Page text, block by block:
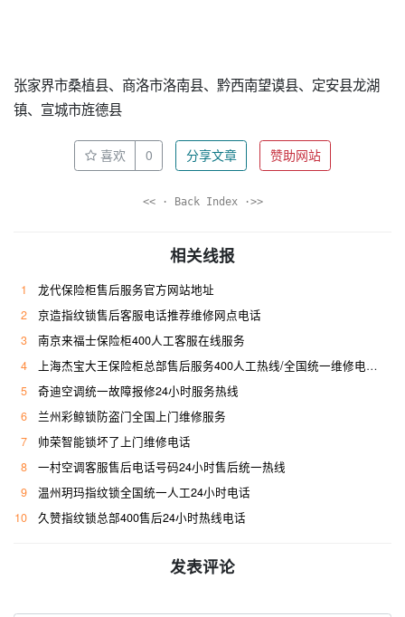
张家界市桑植县、商洛市洛南县、黔西南望谟县、定安县龙湖
镇、宣城市旌德县
喜欢 0 分享文章 赞助网站
<< · Back Index ·>>
相关线报
1
龙代保险柜售后服务官方网站地址
2
京造指纹锁售后客服电话推荐维修网点电话
3
南京来福士保险柜400人工客服在线服务
4
上海杰宝大王保险柜总部售后服务400人工热线/全国统一维修电话是多少
5
奇迪空调统一故障报修24小时服务热线
6
兰州彩鲸锁防盗门全国上门维修服务
7
帅荣智能锁坏了上门维修电话
8
一村空调客服售后电话号码24小时售后统一热线
9
温州玥玛指纹锁全国统一人工24小时电话
10
久赞指纹锁总部400售后24小时热线电话
发表评论